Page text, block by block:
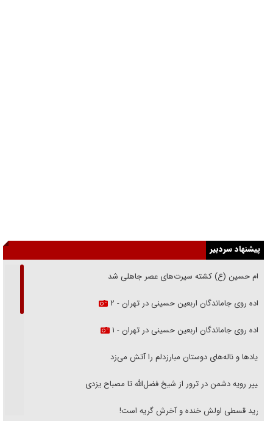
پیشنهاد سردبیر
امام حسین (ع) کشته سیرت‌های عصر جاهلی شد
پیاده روی جاماندگان اربعین حسینی در تهران - ۲
پیاده روی جاماندگان اربعین حسینی در تهران - ۱
فریاد‌ها و ناله‌های دوستان مبارزدلم را آتش می‌زد
تغییر رویه دشمن در ترور از شیخ فضل‌الله تا مصباح یزدی
خرید قسطی اولش خنده و آخرش گریه است!